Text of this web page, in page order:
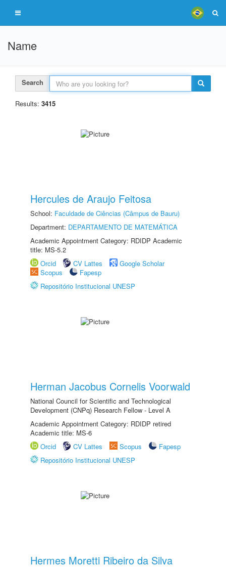
Name
Search
Results: 3415
Hercules de Araujo Feitosa
School: Faculdade de Ciências (Câmpus de Bauru)
Department: DEPARTAMENTO DE MATEMÁTICA
Academic Appointment Category: RDIDP Academic
title: MS-5.2
Orcid
CV Lattes
Google Scholar
Scopus
Fapesp
Repositório Institucional UNESP
Herman Jacobus Cornelis Voorwald
National Council for Scientific and Technological
Development (CNPq) Research Fellow - Level A
Academic Appointment Category: RDIDP retired
Academic title: MS-6
Orcid
CV Lattes Scopus
Fapesp
Repositório Institucional UNESP
Hermes Moretti Ribeiro da Silva